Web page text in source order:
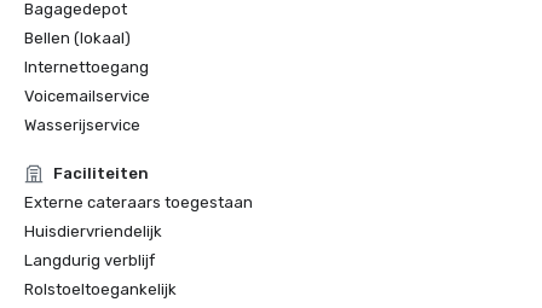
Bagagedepot
Bellen (lokaal)
Internettoegang
Voicemailservice
Wasserijservice
Faciliteiten
Externe cateraars toegestaan
Huisdiervriendelijk
Langdurig verblijf
Rolstoeltoegankelijk